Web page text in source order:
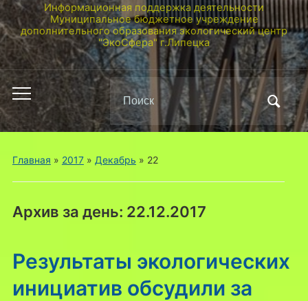
Информационная поддержка деятельности
Муниципальное бюджетное учреждение
дополнительного образования экологический центр
"ЭкоСфера" г.Липецка
Переключить
мобильное
меню
Поиск
по:
Главная » 2017» Декабрь » 22
Архив за день: 22.12.2017
Результаты экологических
инициатив обсудили за